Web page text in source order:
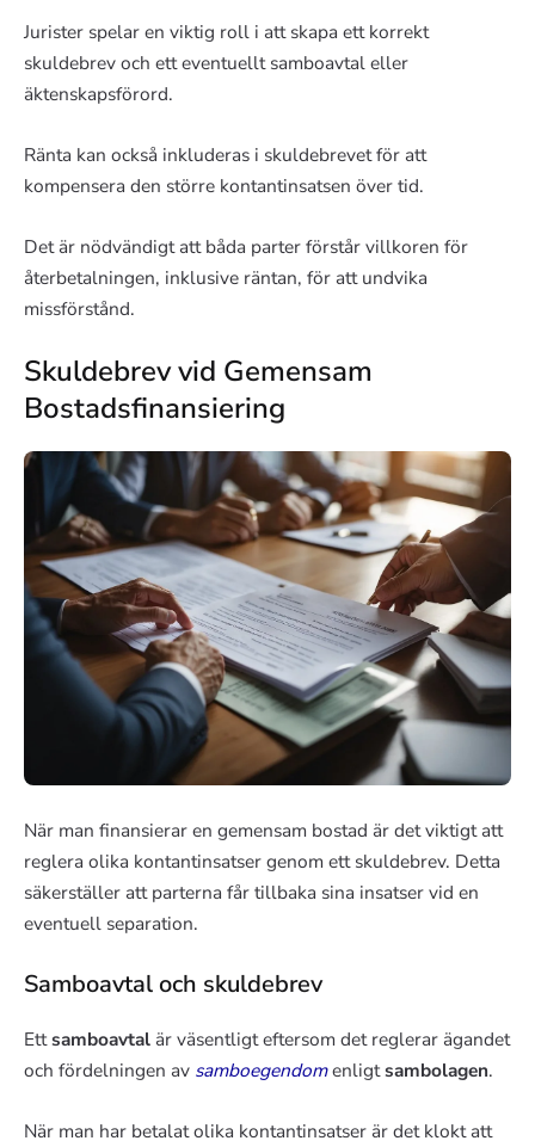
Jurister spelar en viktig roll i att skapa ett korrekt
skuldebrev och ett eventuellt samboavtal eller
äktenskapsförord.
Ränta kan också inkluderas i skuldebrevet för att
kompensera den större kontantinsatsen över tid.
Det är nödvändigt att båda parter förstår villkoren för
återbetalningen, inklusive räntan, för att undvika
missförstånd.
Skuldebrev vid Gemensam
Bostadsfinansiering
När man finansierar en gemensam bostad är det viktigt att
reglera olika kontantinsatser genom ett skuldebrev. Detta
säkerställer att parterna får tillbaka sina insatser vid en
eventuell separation.
Samboavtal och skuldebrev
Ettsamboavtal är väsentligt eftersom det reglerar ägandet
och fördelningen av samboegendomenligtsambolagen.
När man har betalat olika kontantinsatser är det klokt att